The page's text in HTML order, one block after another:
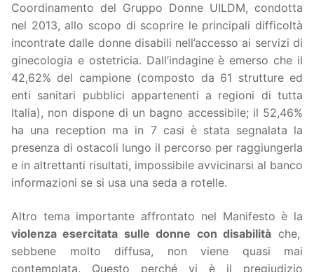
Coordinamento del Gruppo Donne UILDM, condotta
nel 2013, allo scopo di scoprire le principali difficoltà
incontrate dalle donne disabili nell’accesso ai servizi di
ginecologia e ostetricia. Dall’indagine è emerso che il
42,62% del campione (composto da 61 strutture ed
enti sanitari pubblici appartenenti a regioni di tutta
Italia), non dispone di un bagno accessibile; il 52,46%
ha una reception ma in 7 casi è stata segnalata la
presenza di ostacoli lungo il percorso per raggiungerla
e in altrettanti risultati, impossibile avvicinarsi al banco
informazioni se si usa una seda a rotelle.
Altro tema importante affrontato nel Manifesto è la
violenza esercitata sulle donne con disabilità che,
sebbene molto diffusa, non viene quasi mai
contemplata. Questo perché vi è il pregiudizio